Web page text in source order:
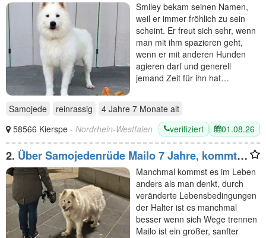
Smiley bekam seinen Namen,
weil er immer fröhlich zu sein
scheint. Er freut sich sehr, wenn
man mit ihm spazieren geht,
wenn er mit anderen Hunden
agieren darf und generell
jemand Zeit für ihn hat…
Samojede reinrassig 4 Jahre 7 Monate alt
58566 Kierspe - Nordrhein-Westfalen verifiziert 01.08.26
2. Über Samojedenrüde Mailo 7 Jahre, kommt
mit allem klar, Kinder, Katzen, Artgenossen
Manchmal kommst es im Leben
anders als man denkt, durch
veränderte Lebensbedingungen
der Halter ist es manchmal
besser wenn sich Wege trennen
Mailo ist ein großer, sanfter